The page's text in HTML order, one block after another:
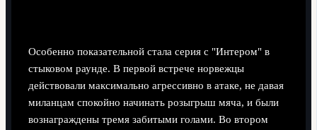
Особенно показательной стала серия с "Интером" в
стыковом раунде. В первой встрече норвежцы
действовали максимально агрессивно в атаке, не давая
миланцам спокойно начинать розыгрыш мяча, и были
вознаграждены тремя забитыми голами. Во втором